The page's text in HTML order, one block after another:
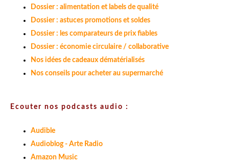
Dossier : alimentation et labels de qualité
Dossier : astuces promotions et soldes
Dossier : les comparateurs de prix fiables
Dossier : économie circulaire / collaborative
Nos idées de cadeaux dématérialisés
Nos conseils pour acheter au supermarché
Ecouter nos podcasts audio :
Audible
Audioblog - Arte Radio
Amazon Music